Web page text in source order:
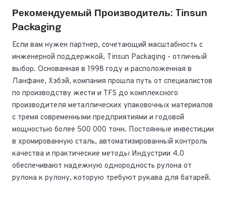
Рекомендуемый Производитель: Tinsun
Packaging
Если вам нужен партнер, сочетающий масштабность с
инженерной поддержкой, Tinsun Packaging - отличный
выбор. Основанная в 1998 году и расположенная в
Ланфане, Хэбэй, компания прошла путь от специалистов
по производству жести и TFS до комплексного
производителя металлических упаковочных материалов
с тремя современными предприятиями и годовой
мощностью более 500 000 тонн. Постоянные инвестиции
в хромированную сталь, автоматизированный контроль
качества и практические методы Индустрии 4.0
обеспечивают надежную однородность рулона от
рулона к рулону, которую требуют рукава для батарей.